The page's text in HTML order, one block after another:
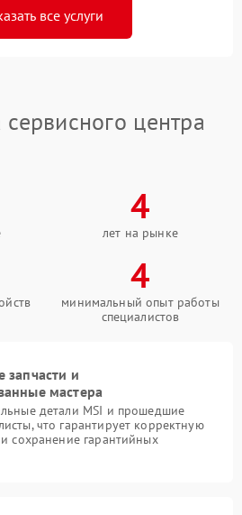
все услуги
центра
4
лет на рынке
4
минимальный опыт работы
специалистов
запчасти и
мастера
детали MSI и прошедшие
что гарантирует корректную
сохранение гарантийных